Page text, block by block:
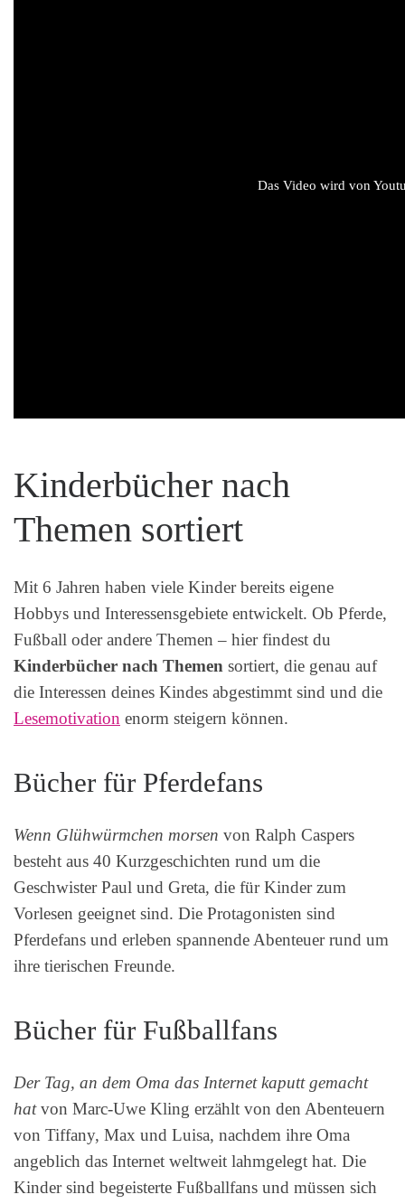
Das Video wird von
Kinderbücher nach
Themen sortiert
Mit 6 Jahren haben viele Kinder bereits eigene
Hobbys und Interessensgebiete entwickelt. Ob Pferde,
Fußball oder andere Themen – hier findest du
Kinderbücher nach Themen sortiert, die genau auf
die Interessen deines Kindes abgestimmt sind und die
Lesemotivation enorm steigern können.
Bücher für Pferdefans
Wenn Glühwürmchen morsen von Ralph Caspers
besteht aus 40 Kurzgeschichten rund um die
Geschwister Paul und Greta, die für Kinder zum
Vorlesen geeignet sind. Die Protagonisten sind
Pferdefans und erleben spannende Abenteuer rund um
ihre tierischen Freunde.
Bücher für Fußballfans
Der Tag, an dem Oma das Internet kaputt gemacht
hatvon Marc-Uwe Kling erzählt von den Abenteuern
von Tiffany, Max und Luisa, nachdem ihre Oma
angeblich das Internet weltweit lahmgelegt hat. Die
Kinder sind begeisterte Fußballfans und müssen sich